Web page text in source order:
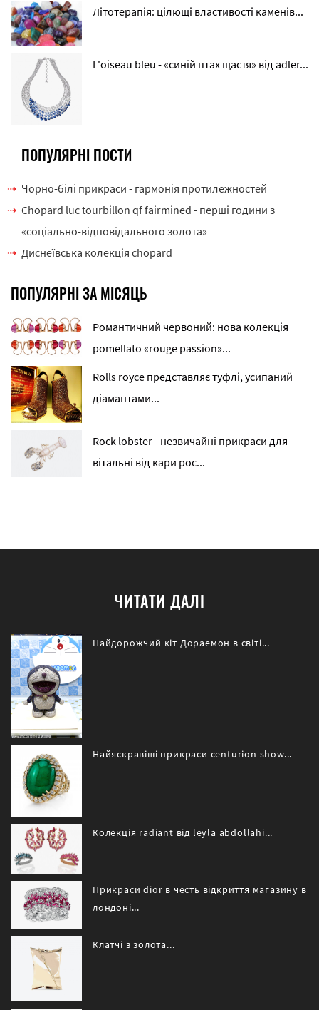
Літотерапія: цілющі властивості каменів...
L'oiseau bleu - «синій птах щастя» від adler...
ПОПУЛЯРНІ ПОСТИ
Чорно-білі прикраси - гармонія протилежностей
Chopard luc tourbillon qf fairmined - перші години з
«соціально-відповідального золота»
Диснеївська колекція chopard
ПОПУЛЯРНІ ЗА МІСЯЦЬ
Романтичний червоний: нова колекція
pomellato «rouge passion»...
Rolls royce представляє туфлі, усипаний
діамантами...
Rock lobster - незвичайні прикраси для
вітальні від кари рос...
ЧИТАТИ ДАЛІ
Найдорожчий кіт Дораемон в світі...
Найяскравіші прикраси centurion show...
Колекція radiant від leyla abdollahi...
Прикраси dior в честь відкриття магазину в
лондоні...
Клатчі з золота...